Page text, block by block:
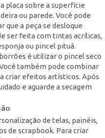
placa sobre a superfície
ou parede. Você pode
que a peça se desloque
ser feita com tintas acrílicas,
ou pincel pituá.
é utilizar o pincel seco
também pode combinar
criar efeitos artísticos. Após
e aguarde a secagem
de telas, painéis,
de scrapbook. Para criar